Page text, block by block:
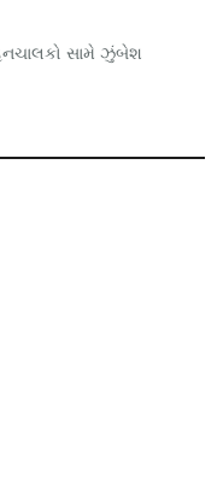
સામે ઝુંબેશ